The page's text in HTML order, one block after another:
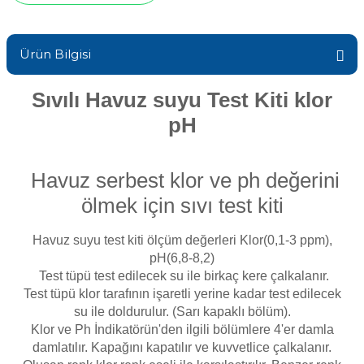
Wtr Havuz
Wtr Havuz Kimyasalları Setleri
Alkalinite Düşürücü
Ayak Dezenfektanı
e Pool Expert
Havuz Filtre
Havuz Vana
Havuz Isıtma
Havuz Sarf
Havuz
Bahçe Süs Havuzu
Ürün Bilgisi
Sıvılı Havuz suyu Test Kiti klor
pH
Havuz serbest klor ve ph değerini
ölmek için sıvı test kiti
Havuz suyu test kiti ölçüm değerleri Klor(0,1-3 ppm),
pH(6,8-8,2)
Test tüpü test edilecek su ile birkaç kere çalkalanır.
Test tüpü klor tarafının işaretli yerine kadar test edilecek
su ile doldurulur. (Sarı kapaklı bölüm).
Klor ve Ph İndikatörün'den ilgili bölümlere 4'er damla
damlatılır. Kapağını kapatılır ve kuvvetlice çalkalanır.